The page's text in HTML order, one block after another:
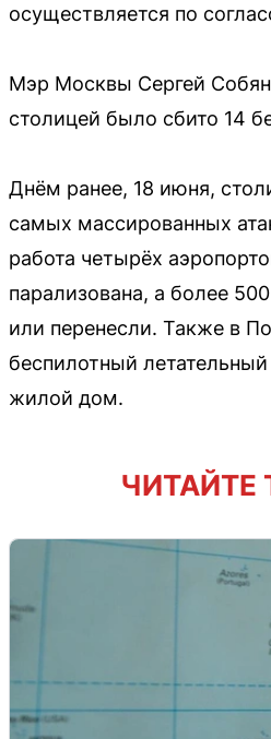
осуществляется по
Мэр Москвы Сергей
столицей было сбито 14
Днём ранее, 18 июня,
самых массированных
работа четырёх
парализована, а более
или перенесли. Также в
беспилотный
жилой дом.
ЧИТАЙТЕ